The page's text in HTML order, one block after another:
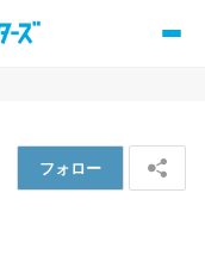
フォロー